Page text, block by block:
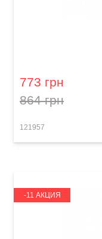
773 грн
864 грн
121957
-11 АКЦИЯ